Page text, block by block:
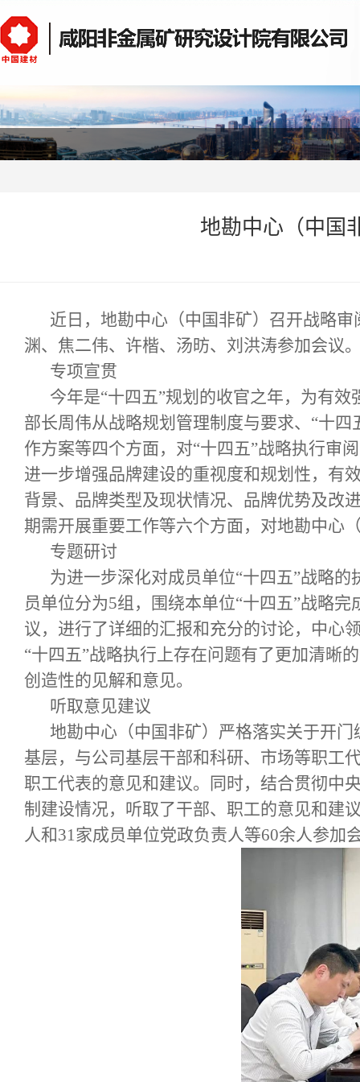
地勘中心（中国
近日，地勘中心（中国非矿）召开战略
渊、焦二伟、许楷、汤昉、刘洪涛参加会议
专项宣贯
今年是“十四五”规划的收官之年，为有
部长周伟从战略规划管理制度与要求、“十
作方案等四个方面，对“十四五”战略执行审
进一步增强品牌建设的重视度和规划性，有
背景、品牌类型及现状情况、品牌优势及改
期需开展重要工作等六个方面，对地勘中心
专题研讨
为进一步深化对成员单位“十四五”战略
员单位分为5组，围绕本单位“十四五”战略
议，进行了详细的汇报和充分的讨论，中心
“十四五”战略执行上存在问题有了更加清晰
创造性的见解和意见。
听取意见建议
地勘中心（中国非矿）严格落实关于开
基层，与公司基层干部和科研、市场等职工
职工代表的意见和建议。同时，结合贯彻中
制建设情况，听取了干部、职工的意见和建
人和31家成员单位党政负责人等60余人参加